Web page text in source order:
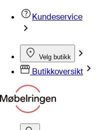
Kundeservice
Velg butikk
Butikkoversikt